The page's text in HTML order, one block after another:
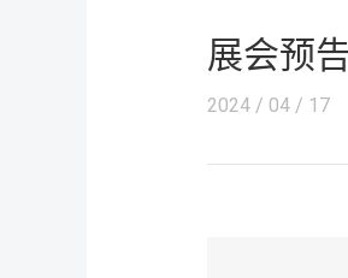
展会预
2024 / 04 / 17